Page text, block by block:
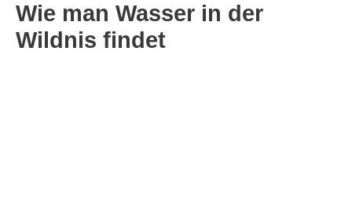
Wie man Wasser in der
Wildnis findet